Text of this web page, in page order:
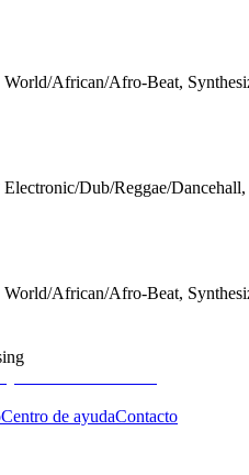
World/African/Afro-Beat,
Electronic/Dub/Reggae/
World/African/Afro-Beat,
Centro de ayudaContacto